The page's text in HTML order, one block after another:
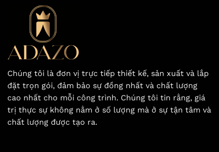
Chúng tôi là đơn vị trực tiếp thiết kế, sản xuất và lắp
đặt trọn gói, đảm bảo sự đồng nhất và chất lượng
cao nhất cho mỗi công trình. Chúng tôi tin rằng, giá
trị thực sự không nằm ở số lượng mà ở sự tận tâm và
chất lượng được tạo ra.